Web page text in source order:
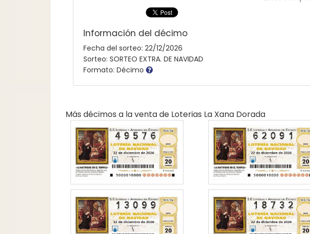
Información del décimo
Fecha del sorteo: 22/12/2026
Sorteo: SORTEO EXTRA. DE NAVIDAD
Formato: Décimo
Más décimos a la venta de Loterias La Xana Dorada